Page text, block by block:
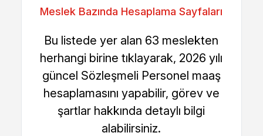
Meslek Bazında Hesaplama Sayfaları
Bu listede yer alan 63 meslekten
herhangi birine tıklayarak, 2026 yılı
güncel Sözleşmeli Personel maaş
hesaplamasını yapabilir, görev ve
şartlar hakkında detaylı bilgi
alabilirsiniz.